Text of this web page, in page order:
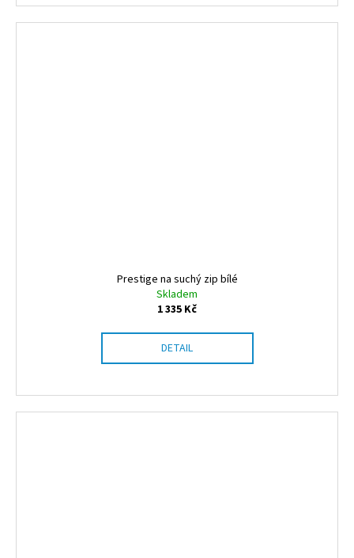
Prestige na suchý zip bílé
Skladem
1 335 Kč
DETAIL